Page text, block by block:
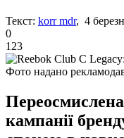
Текст: korr mdr, 4
0
123
Фото надано
кампанії